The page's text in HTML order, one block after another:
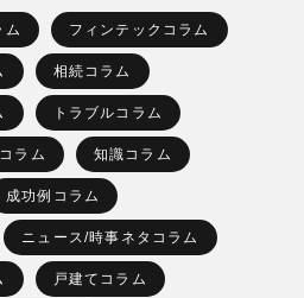
ム フィンテックコラム
相続コラム
トラブルコラム
ラム 知識コラム
成功例コラム
ニュース/時事ネタコラム
戸建てコラム